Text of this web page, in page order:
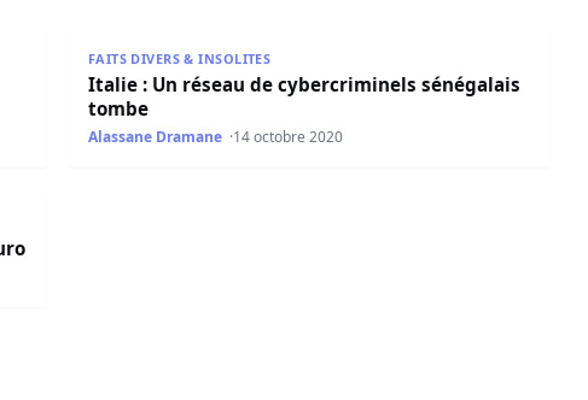
FAITS DIVERS & INSOLITES
Italie : Un réseau de cybercriminels sénégalais
tombe
Alassane Dramane 14 octobre 2020